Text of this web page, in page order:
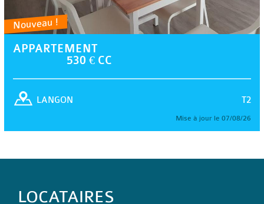
Nouveau !
APPARTEMENT
530 € CC
T2
LANGON
Mise à jour le 07/08/26
LOCATAIRES